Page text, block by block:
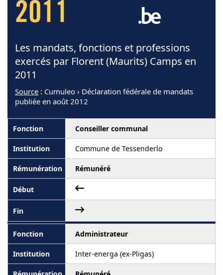
2011
Les mandats, fonctions et professions
exercés par Florent (Maurits) Camps en
2011
Source : Cumuleo › Déclaration fédérale de mandats
publiée en août 2012
Conseiller communal
Commune de Tessenderlo
Rémunéré
Administrateur
Inter-energa (ex-Pligas)